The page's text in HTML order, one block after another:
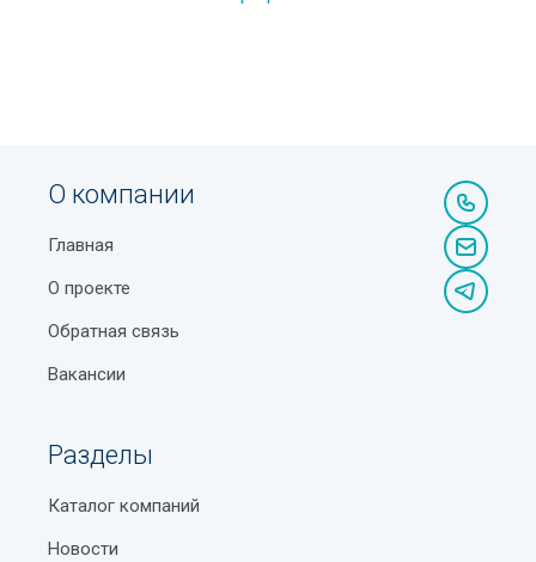
О компании
Главная
О проекте
Обратная связь
Вакансии
Разделы
Каталог компаний
Новости